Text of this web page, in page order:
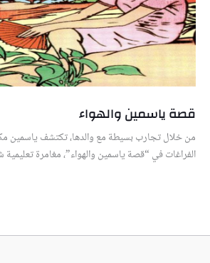
قصة ياسمين والهواء
من خلال تجارب بسيطة مع والدها، تكتشف ياسمين
الفراغات في “قصة ياسمين والهواء”، مغامرة تعليمية